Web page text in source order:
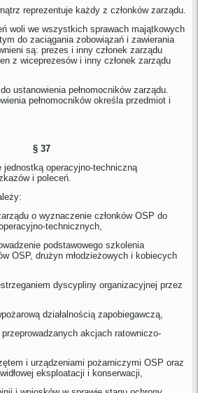
reprezentuje każdy z członków zarządu.
woli we wszystkich sprawach majątkowych
do zaciągania zobowiązań i zawierania
są: prezes i inny członek zarządu
z wiceprezesów i inny członek zarządu
ustanowienia pełnomocników zarządu.
pełnomocników określa przedmiot i
§ 37
operacyjno-techniczną
i poleceń.
o wyznaczenie członków OSP do
technicznych,
podstawowego szkolenia
OSP, drużyn młodzieżowych i kobiecych
dyscypliny organizacyjnej przez
działalnością zapobiegawczą,
akcjach ratowniczo-
i urządzeniami pożarniczymi OSP oraz
eksploatacji i konserwacji,